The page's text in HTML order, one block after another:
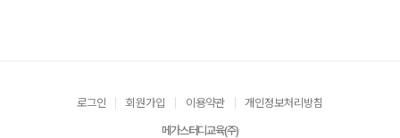
로그인 회원가입 이용약관 개인정보처리방침
메가스터디교육(주)